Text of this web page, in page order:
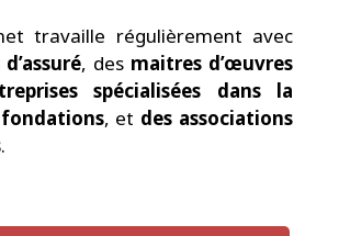
travaille régulièrement avec
, des maitres d’œuvres
spécialisées dans la
, et des associations
.